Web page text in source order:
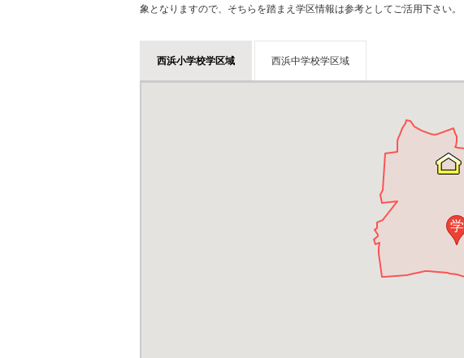
象となりますので、そちらを踏まえ学区情報は参考としてご活用下さい。
西浜小学校学区域 西浜中学校学区域
学